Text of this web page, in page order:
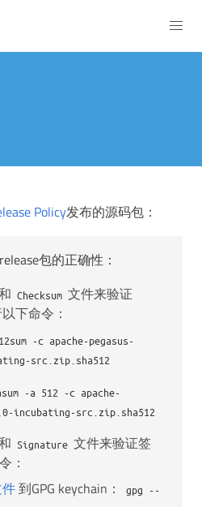
Policy发布的源码包：
包的正确性：
Checksum 文件来验证
下命令：
-c apache-pegasus-
src.zip.sha512
-a 512 -c apache-
incubating-src.zip.sha512
Signature 文件来验证签
：
件到GPG keychain：
gpg --